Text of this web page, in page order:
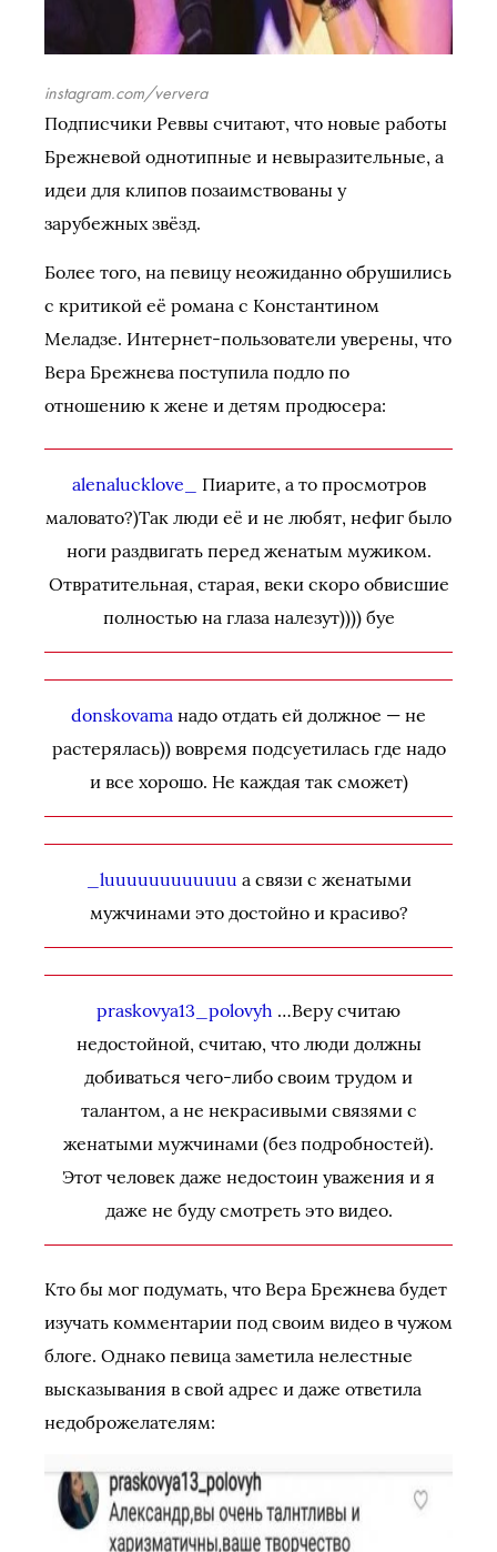
instagram.com/ververa
Подписчики Реввы считают, что новые работы
Брежневой однотипные и невыразительные, а
идеи для клипов позаимствованы у
зарубежных звёзд.
Более того, на певицу неожиданно обрушились
с критикой её романа с Константином
Меладзе. Интернет-пользователи уверены, что
Вера Брежнева поступила подло по
отношению к жене и детям продюсера:
alenalucklove_ Пиарите, а то просмотров
маловато?)Так люди её и не любят, нефиг было
ноги раздвигать перед женатым мужиком.
Отвратительная, старая, веки скоро обвисшие
полностью на глаза налезут)))) буе
donskovama надо отдать ей должное — не
растерялась)) вовремя подсуетилась где надо
и все хорошо. Не каждая так сможет)
_luuuuuuuuuuuu а связи с женатыми
мужчинами это достойно и красиво?
praskovya13_polovyh …Веру считаю
недостойной, считаю, что люди должны
добиваться чего-либо своим трудом и
талантом, а не некрасивыми связями с
женатыми мужчинами (без подробностей).
Этот человек даже недостоин уважения и я
даже не буду смотреть это видео.
Кто бы мог подумать, что Вера Брежнева будет
изучать комментарии под своим видео в чужом
блоге. Однако певица заметила нелестные
высказывания в свой адрес и даже ответила
недоброжелателям: